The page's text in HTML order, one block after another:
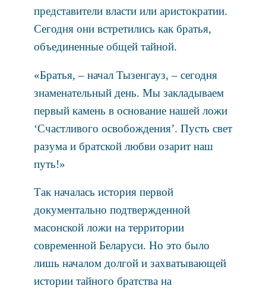
представители власти или аристократии.
Сегодня они встретились как братья,
объединенные общей тайной.
«Братья, – начал Тызенгауз, – сегодня
знаменательный день. Мы закладываем
первый камень в основание нашей ложи
‘Счастливого освобождения’. Пусть свет
разума и братской любви озарит наш
путь!»
Так началась история первой
документально подтвержденной
масонской ложи на территории
современной Беларуси. Но это было
лишь началом долгой и захватывающей
истории тайного братства на